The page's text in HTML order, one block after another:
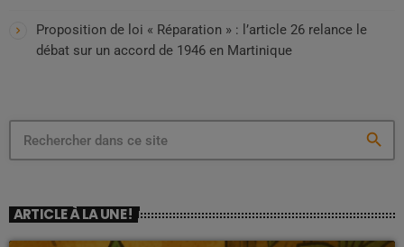
Proposition de loi « Réparation » : l’article 26 relance le
débat sur un accord de 1946 en Martinique
search
ARTICLE À LA UNE !